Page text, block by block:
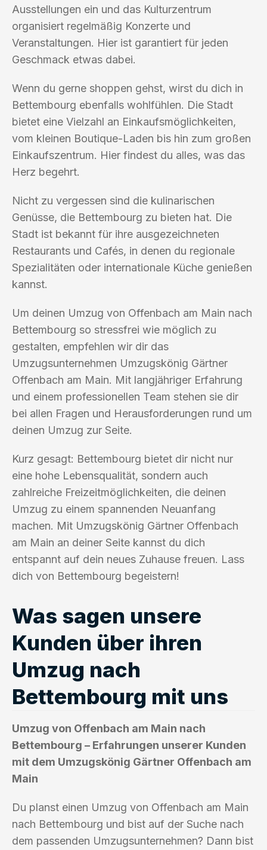
Ausstellungen ein und das Kulturzentrum
organisiert regelmäßig Konzerte und
Veranstaltungen. Hier ist garantiert für jeden
Geschmack etwas dabei.
Wenn du gerne shoppen gehst, wirst du dich in
Bettembourg ebenfalls wohlfühlen. Die Stadt
bietet eine Vielzahl an Einkaufsmöglichkeiten,
vom kleinen Boutique-Laden bis hin zum großen
Einkaufszentrum. Hier findest du alles, was das
Herz begehrt.
Nicht zu vergessen sind die kulinarischen
Genüsse, die Bettembourg zu bieten hat. Die
Stadt ist bekannt für ihre ausgezeichneten
Restaurants und Cafés, in denen du regionale
Spezialitäten oder internationale Küche genießen
kannst.
Um deinen Umzug von Offenbach am Main nach
Bettembourg so stressfrei wie möglich zu
gestalten, empfehlen wir dir das
Umzugsunternehmen Umzugskönig Gärtner
Offenbach am Main. Mit langjähriger Erfahrung
und einem professionellen Team stehen sie dir
bei allen Fragen und Herausforderungen rund um
deinen Umzug zur Seite.
Kurz gesagt: Bettembourg bietet dir nicht nur
eine hohe Lebensqualität, sondern auch
zahlreiche Freizeitmöglichkeiten, die deinen
Umzug zu einem spannenden Neuanfang
machen. Mit Umzugskönig Gärtner Offenbach
am Main an deiner Seite kannst du dich
entspannt auf dein neues Zuhause freuen. Lass
dich von Bettembourg begeistern!
Was sagen unsere
Kunden über ihren
Umzug nach
Bettembourg mit uns
Umzug von Offenbach am Main nach
Bettembourg – Erfahrungen unserer Kunden
mit dem Umzugskönig Gärtner Offenbach am
Main
Du planst einen Umzug von Offenbach am Main
nach Bettembourg und bist auf der Suche nach
dem passenden Umzugsunternehmen? Dann bist